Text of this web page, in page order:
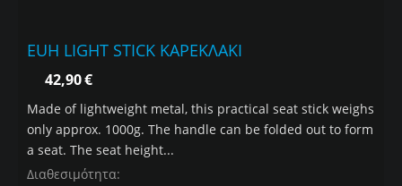
EUH LIGHT STICK ΚΑΡΕΚΛΑΚΙ
42,90€
Made of lightweight metal, this practical seat stick weighs
only approx. 1000g. The handle can be folded out to form
a seat. The seat height...
Διαθεσιμότητα: